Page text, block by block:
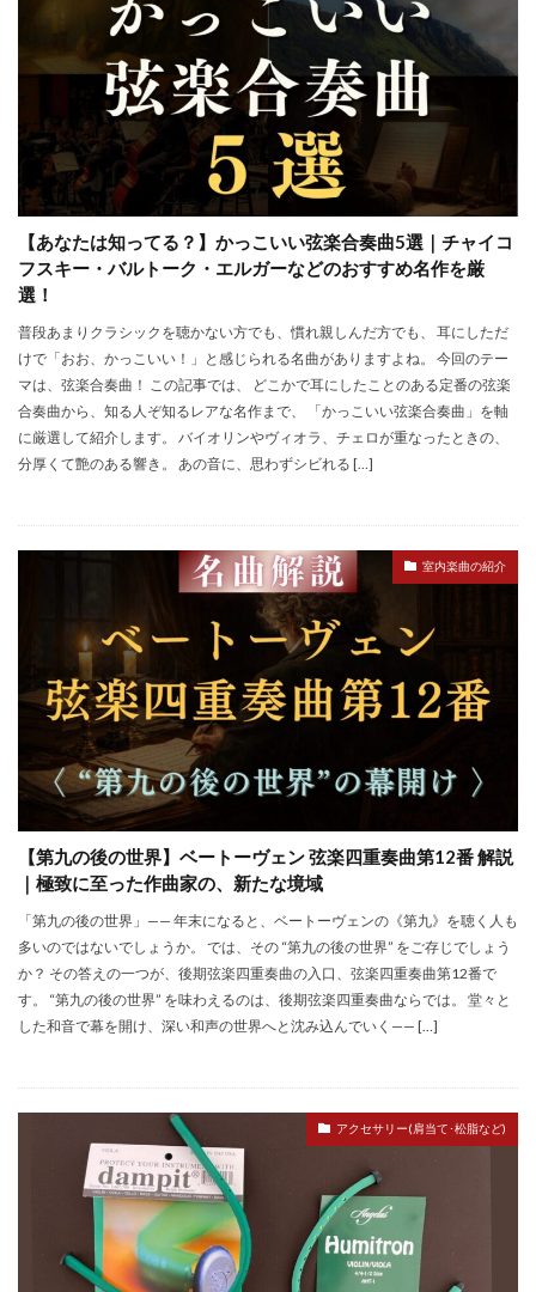
【あなたは知ってる？】かっこいい弦楽合奏曲5選｜チャイコ
フスキー・バルトーク・エルガーなどのおすすめ名作を厳
選！
普段あまりクラシックを聴かない方でも、慣れ親しんだ方でも、 耳にしただ
けで「おお、かっこいい！」と感じられる名曲がありますよね。 今回のテー
マは、弦楽合奏曲！ この記事では、 どこかで耳にしたことのある定番の弦楽
合奏曲から、知る人ぞ知るレアな名作まで、 「かっこいい弦楽合奏曲」を軸
に厳選して紹介します。 バイオリンやヴィオラ、チェロが重なったときの、
分厚くて艶のある響き。 あの音に、思わずシビれる […]
室内楽曲の紹介
【第九の後の世界】ベートーヴェン 弦楽四重奏曲第12番 解説
｜極致に至った作曲家の、新たな境域
「第九の後の世界」—— 年末になると、ベートーヴェンの《第九》を聴く人も
多いのではないでしょうか。 では、その “第九の後の世界” をご存じでしょう
か？ その答えの一つが、後期弦楽四重奏曲の入口、弦楽四重奏曲第12番で
す。 “第九の後の世界” を味わえるのは、後期弦楽四重奏曲ならでは。 堂々と
した和音で幕を開け、深い和声の世界へと沈み込んでいく—— […]
アクセサリー(肩当て･松脂など)